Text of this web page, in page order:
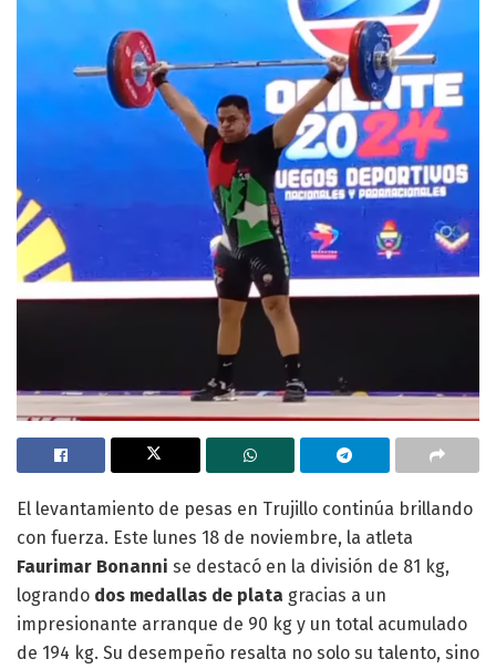
El levantamiento de pesas en Trujillo continúa brillando
con fuerza. Este lunes 18 de noviembre, la atleta
Faurimar Bonanni se destacó en la división de 81 kg,
logrando dos medallas de plata gracias a un
impresionante arranque de 90 kg y un total acumulado
de 194 kg. Su desempeño resalta no solo su talento, sino